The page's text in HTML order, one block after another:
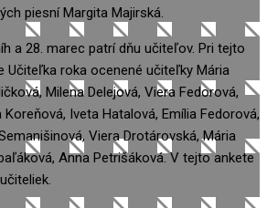
piesní Margita Majirská.
a 28. marec patrí dňu učiteľov. Pri tejto
Učiteľka roka ocenené učiteľky Mária
Milena Delejová, Viera Fedorová,
Iveta Hatalová, Emília Fedorová,
Viera Drotárovská, Mária
Anna Petrišáková. V tejto ankete